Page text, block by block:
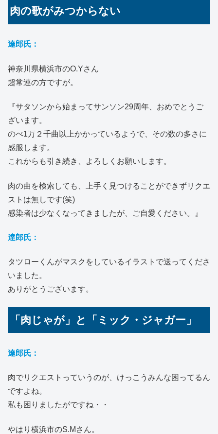
肉の歌がみつからない
達郎氏：
神奈川県横浜市のO.Yさん
超常連の方ですが。
『サタソンから始まってサンソン29周年、おめでとうご
ざいます。
のべ1万２千曲以上かかっているようで、その数の多さに
感服します。
これからも引き続き、よろしくお願いします。
肉の曲を検索しても、上手く見つけることができずリクエ
ストは無しです(笑)
感染者は少なくなってきましたが、ご自愛ください。』
達郎氏：
タツローくんがマスクをしているイラストで送ってくださ
いました。
ありがとうございます。
「肉じゃが」と「ミック・ジャガー」
達郎氏：
肉でリクエストっていうのが、けっこうみんな困ってるん
ですよね。
私も困りましたがですね・・
やはり横浜市のS.Mさん。